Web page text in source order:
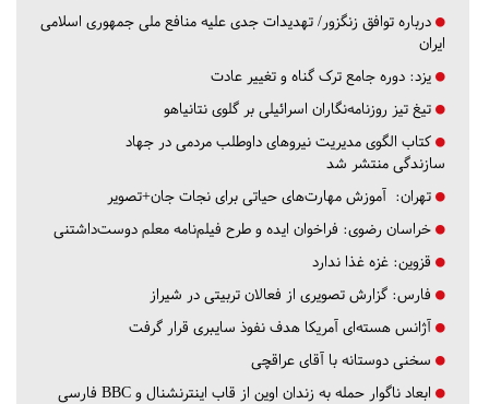
درباره توافق زنگزور/ تهدیدات جدی علیه منافع ملی جمهوری اسلامی
ایران
یزد: دوره جامع ترک گناه و تغییر عادت
تیغ تیز روزنامه‌نگاران اسرائیلی بر گلوی نتانیاهو
کتاب الگوی مدیریت نیروهای داوطلب مردمی در جهاد
سازندگی منتشر شد
تهران: آموزش مهارت‌های حیاتی برای نجات جان+تصویر
خراسان رضوی: فراخوان ایده و طرح فیلم‌نامه معلم دوست‌داشتنی
قزوین: غزه غذا ندارد
فارس: گزارش تصویری از فعالان تربیتی در شیراز
آژانس هسته‌ای آمریکا هدف نفوذ سایبری قرار گرفت
سخنی دوستانه با آقای عراقچی
ابعاد ناگوار حمله به زندان اوین از قاب اینترنشنال و BBC فارسی